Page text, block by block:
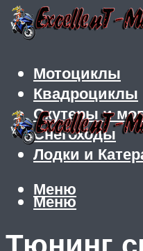
Мотоциклы
Квадроциклы
Скутеры и
Снегоходы
Лодки и
Меню
Меню